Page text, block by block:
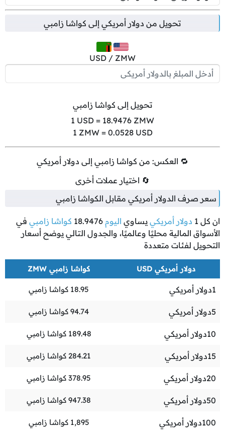
تحويل من دولار أمريكي إلى كواشا زامبي
USD / ZMW
تحويل إلى كواشا زامبي
1 USD = 18.9476 ZMW
1 ZMW = 0.0528USD
🔁 العكس: من كواشا زامبي إلى دولار أمريكي
🔄 اختيار عملات أخرى
سعر صرف الدولار أمريكي مقابل الكواشا زامبي
ان كل 1 دولار أمريكي يساوي اليوم 18.9476 كواشا زامبي في
الأسواق المالية محليًا وعالميًا، والجدول التالي يوضح أسعار
التحويل لفئات متعددة
دولار أمريكي USD كواشا زامبي ZMW
1دولار أمريكي 18.95 كواشا زامبي
5دولار أمريكي 94.74 كواشا زامبي
10دولار أمريكي 189.48 كواشا زامبي
15دولار أمريكي 284.21 كواشا زامبي
20دولار أمريكي 378.95 كواشا زامبي
50دولار أمريكي 947.38 كواشا زامبي
100دولار أمريكي 1,895 كواشا زامبي